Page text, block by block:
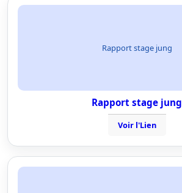
Rapport stage jung
Rapport stage jung
Voir l'Lien